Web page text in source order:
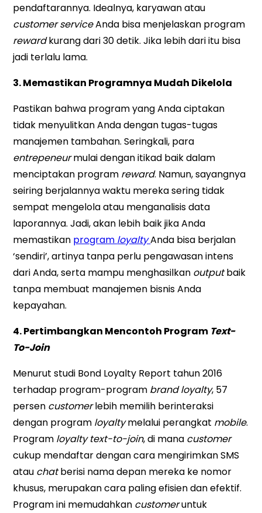
pendaftarannya. Idealnya, karyawan atau
customer serviceAnda bisa menjelaskan program
rewardkurang dari 30 detik. Jika lebih dari itu bisa
jadi terlalu lama.
3. Memastikan Programnya Mudah Dikelola
Pastikan bahwa program yang Anda ciptakan
tidak menyulitkan Anda dengan tugas-tugas
manajemen tambahan. Seringkali, para
entrepeneurmulai dengan itikad baik dalam
menciptakan program reward. Namun, sayangnya
seiring berjalannya waktu mereka sering tidak
sempat mengelola atau menganalisis data
laporannya. Jadi, akan lebih baik jika Anda
memastikan program loyaltyAnda bisa berjalan
‘sendiri’, artinya tanpa perlu pengawasan intens
dari Anda, serta mampu menghasilkan outputbaik
tanpa membuat manajemen bisnis Anda
kepayahan.
4. Pertimbangkan Mencontoh Program Text-
To-Join
Menurut studi Bond Loyalty Report tahun 2016
terhadap program-program brand loyalty, 57
persen customerlebih memilih berinteraksi
dengan program loyaltymelalui perangkat mobile.
Program loyalty text-to-join, di mana customer
cukup mendaftar dengan cara mengirimkan SMS
atau chatberisi nama depan mereka ke nomor
khusus, merupakan cara paling efisien dan efektif.
Program ini memudahkan customeruntuk